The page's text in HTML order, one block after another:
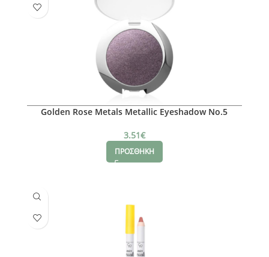
Golden Rose Metals Metallic Eyeshadow No.5
3.51€
ΠΡΟΣΘΗΚΗ